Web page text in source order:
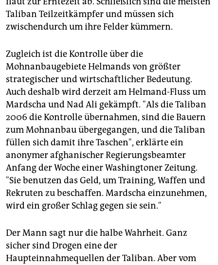
Taliban Teilzeitkämpfer und müssen sich
zwischendurch um ihre Felder kümmern.
Zugleich ist die Kontrolle über die
Mohnanbaugebiete Helmands von größter
strategischer und wirtschaftlicher Bedeutung.
Auch deshalb wird derzeit am Helmand-Fluss um
Mardscha und Nad Ali gekämpft. "Als die Taliban
2006 die Kontrolle übernahmen, sind die Bauern
zum Mohnanbau übergegangen, und die Taliban
füllen sich damit ihre Taschen", erklärte ein
anonymer afghanischer Regierungsbeamter
Anfang der Woche einer Washingtoner Zeitung.
"Sie benutzen das Geld, um Training, Waffen und
Rekruten zu beschaffen. Mardscha einzunehmen,
wird ein großer Schlag gegen sie sein."
Der Mann sagt nur die halbe Wahrheit. Ganz
sicher sind Drogen eine der
Haupteinnahmequellen der Taliban. Aber vom